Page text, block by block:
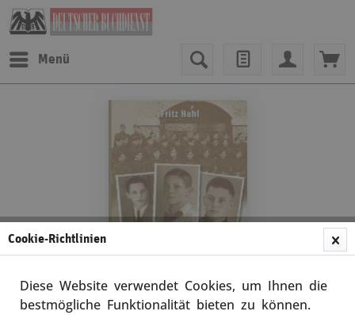
Menü
Cookie-Richtlinien
Diese Website verwendet Cookies, um Ihnen die
bestmögliche Funktionalität bieten zu können.